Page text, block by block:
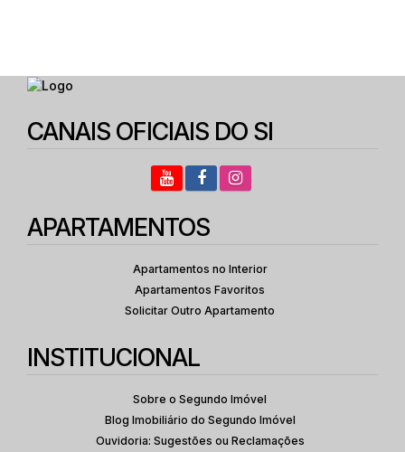
CANAIS OFICIAIS DO SI
APARTAMENTOS
Apartamentos no Interior
Apartamentos Favoritos
Solicitar Outro Apartamento
INSTITUCIONAL
Sobre o Segundo Imóvel
Blog Imobiliário do Segundo Imóvel
Ouvidoria: Sugestões ou Reclamações